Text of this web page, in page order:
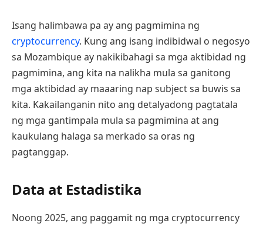
Isang halimbawa pa ay ang pagmimina ng
cryptocurrency. Kung ang isang indibidwal o negosyo
sa Mozambique ay nakikibahagi sa mga aktibidad ng
pagmimina, ang kita na nalikha mula sa ganitong
mga aktibidad ay maaaring nap subject sa buwis sa
kita. Kakailanganin nito ang detalyadong pagtatala
ng mga gantimpala mula sa pagmimina at ang
kaukulang halaga sa merkado sa oras ng
pagtanggap.
Data at Estadistika
Noong 2025, ang paggamit ng mga cryptocurrency